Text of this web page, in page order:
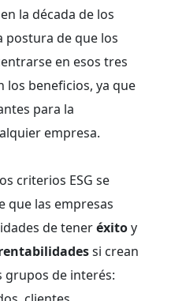
la década de los
postura de que los
en esos tres
los beneficios, ya que
para la
empresa.
criterios ESG se
que las empresas
de teneréxitoy
si crean
grupos de interés: